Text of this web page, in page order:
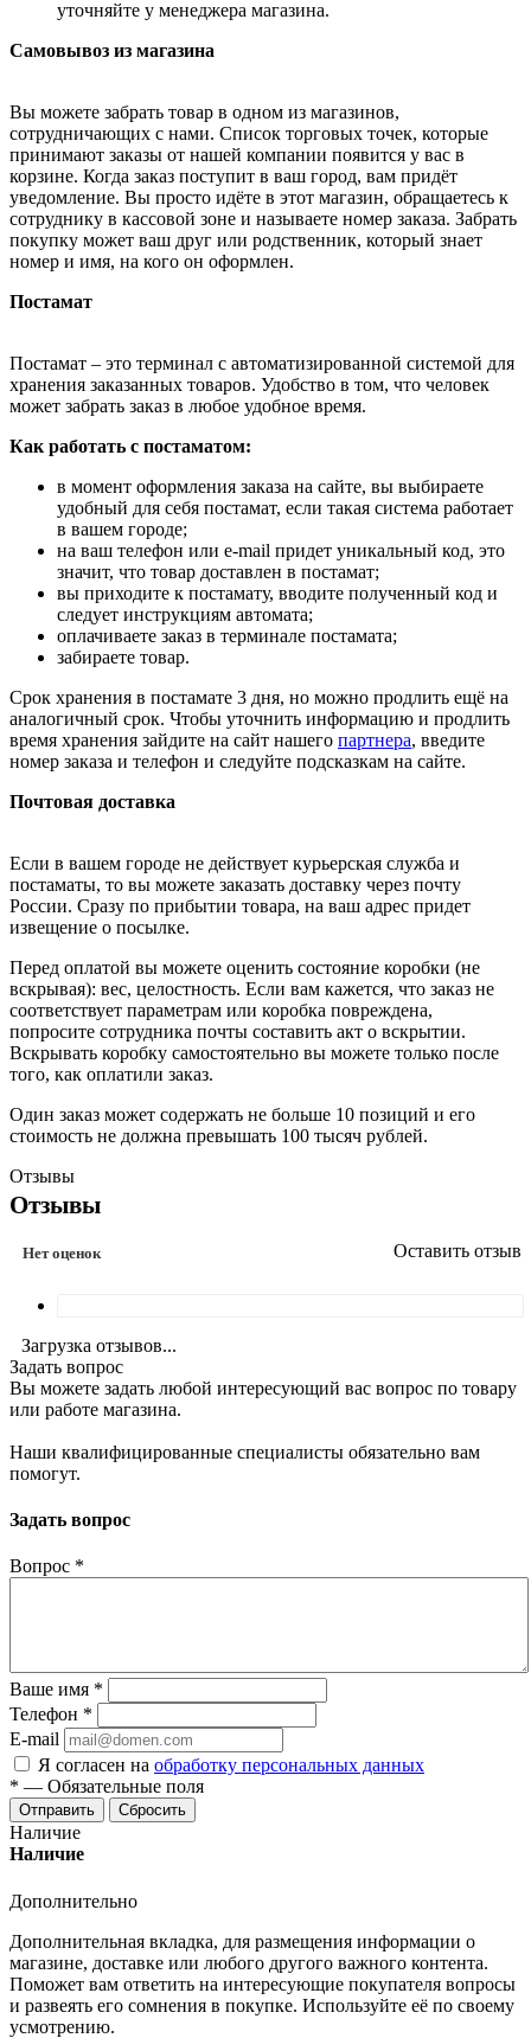
уточняйте у менеджера магазина.
Самовывоз из магазина
Вы можете забрать товар в одном из магазинов,
сотрудничающих с нами. Список торговых точек, которые
принимают заказы от нашей компании появится у вас в
корзине. Когда заказ поступит в ваш город, вам придёт
уведомление. Вы просто идёте в этот магазин, обращаетесь к
сотруднику в кассовой зоне и называете номер заказа. Забрать
покупку может ваш друг или родственник, который знает
номер и имя, на кого он оформлен.
Постамат
Постамат – это терминал с автоматизированной системой для
хранения заказанных товаров. Удобство в том, что человек
может забрать заказ в любое удобное время.
Как работать с постаматом:
в момент оформления заказа на сайте, вы выбираете
удобный для себя постамат, если такая система работает
в вашем городе;
на ваш телефон или e-mail придет уникальный код, это
значит, что товар доставлен в постамат;
вы приходите к постамату, вводите полученный код и
следует инструкциям автомата;
оплачиваете заказ в терминале постамата;
забираете товар.
Срок хранения в постамате 3 дня, но можно продлить ещё на
аналогичный срок. Чтобы уточнить информацию и продлить
время хранения зайдите на сайт нашего партнера, введите
номер заказа и телефон и следуйте подсказкам на сайте.
Почтовая доставка
Если в вашем городе не действует курьерская служба и
постаматы, то вы можете заказать доставку через почту
России. Сразу по прибытии товара, на ваш адрес придет
извещение о посылке.
Перед оплатой вы можете оценить состояние коробки (не
вскрывая): вес, целостность. Если вам кажется, что заказ не
соответствует параметрам или коробка повреждена,
попросите сотрудника почты составить акт о вскрытии.
Вскрывать коробку самостоятельно вы можете только после
того, как оплатили заказ.
Один заказ может содержать не больше 10 позиций и его
стоимость не должна превышать 100 тысяч рублей.
Отзывы
Отзывы
Нет оценок Оставить отзыв
Загрузка отзывов...
Задать вопрос
Вы можете задать любой интересующий вас вопрос по товару
или работе магазина.
Наши квалифицированные специалисты обязательно вам
помогут.
Задать вопрос
Вопрос *
Ваше имя *
Телефон *
E-mail
Я согласен на обработку персональных данных
* — Обязательные поля
Отправить Сбросить
Наличие
Наличие
Дополнительно
Дополнительная вкладка, для размещения информации о
магазине, доставке или любого другого важного контента.
Поможет вам ответить на интересующие покупателя вопросы
и развеять его сомнения в покупке. Используйте её по своему
усмотрению.